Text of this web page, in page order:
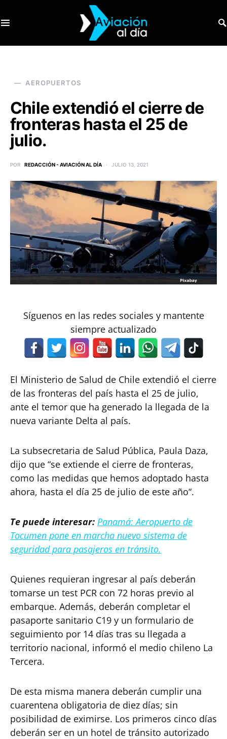
AEROPUERTOS
Chile extendió el cierre de
fronteras hasta el 25 de
julio.
POR REDACCIÓN - AVIACIÓN AL DÍA JULIO 13, 2021
Síguenos en las redes sociales y mantente
siempre actualizado
El Ministerio de Salud de Chile extendió el cierre
de las fronteras del país hasta el 25 de julio,
ante el temor que ha generado la llegada de la
nueva variante Delta al país.
La subsecretaria de Salud Pública, Paula Daza,
dijo que “se extiende el cierre de fronteras,
como las medidas que hemos adoptado hasta
ahora, hasta el día 25 de julio de este año“.
Te puede interesar: Panamá: Aeropuerto de
Tocumen pone en marcha nuevo sistema de
seguridad para pasajeros en tránsito.
Quienes requieran ingresar al país deberán
tomarse un test PCR con 72 horas previo al
embarque. Además, deberán completar el
pasaporte sanitario C19 y un formulario de
seguimiento por 14 días tras su llegada a
territorio nacional, informó el medio chileno La
Tercera.
De esta misma manera deberán cumplir una
cuarentena obligatoria de diez días; sin
posibilidad de eximirse. Los primeros cinco días
deberán ser en un hotel de tránsito autorizado